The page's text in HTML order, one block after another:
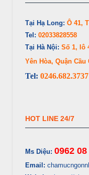
Tại Hạ Long: Ô 41,
Tel: 02033828558
Tại Hà Nội: Số 1, lô
Yên Hòa, Quận Cầu
Tel: 0246.682.3737
HOT LINE 24/7
Ms Diệu: 0962
Email: